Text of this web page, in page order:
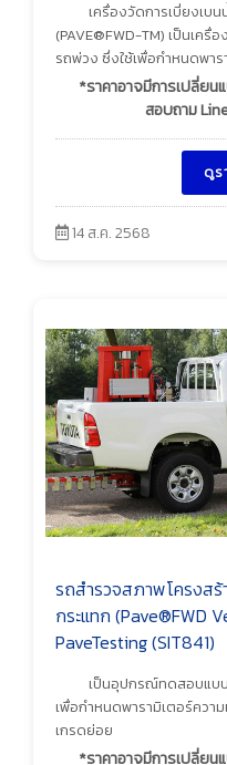
เครื่องวัดการเบี่ยงเบ
(PAVE®FWD-TM) เป็นเค
รถพ่วง ซึ่งใช้เพื่อกำหนดพา
*ราคาอาจมีการเปลี่ย
สอบถาม
ดูร
14 ส.ค. 2568
รถสำรวจสภาพโครงส
กระแทก (Pave®FWD
PaveTesting (SIT841)
เป็นอุปกรณ์ทดสอบแบ
เพื่อกำหนดพารามิเตอร์ควา
เกรดย่อย
*ราคาอาจมีการเปลี่ย